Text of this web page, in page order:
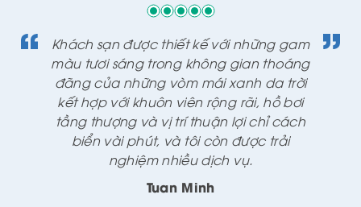
thiết kế với những gam
trong không gian thoáng
vòm mái xanh da trời
khuôn viên rộng rãi, hồ bơi
và vị trí thuận lợi chỉ cách
và tôi còn được trải
nhiều dịch vụ.
Khách sạn
màu tươi
đãng của
kết hợp với
tầng thượng
biển vài